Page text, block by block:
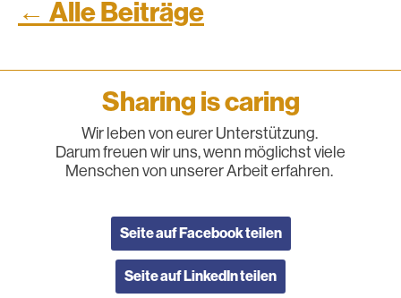
← Alle Beiträge
Sharing is caring
Wir leben von eurer Unterstützung.
Darum freuen wir uns, wenn möglichst viele
Menschen von unserer Arbeit erfahren.
Seite auf Facebook teilen
Seite auf LinkedIn teilen